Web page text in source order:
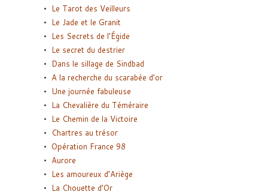
Le Tarot des Veilleurs
Le Jade et le Granit
Les Secrets de l’Égide
Le secret du destrier
Dans le sillage de Sindbad
A la recherche du scarabée d’or
Une journée fabuleuse
La Chevalière du Téméraire
Le Chemin de la Victoire
Chartres au trésor
Opération France 98
Aurore
Les amoureux d’Ariège
La Chouette d’Or